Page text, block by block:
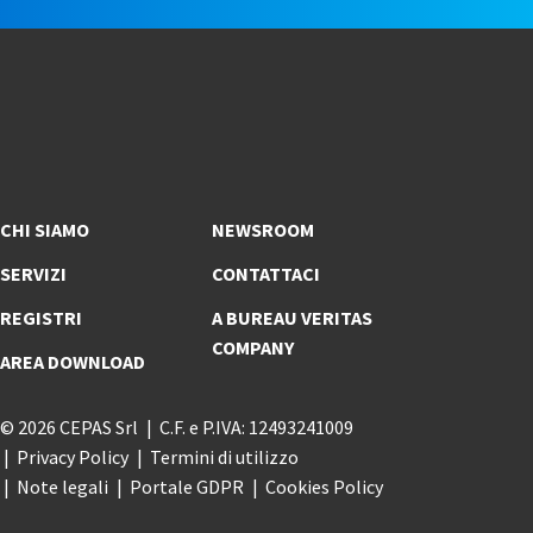
CHI SIAMO
SERVIZI
REGISTRI
AREA DOWNLOAD
NEWSROOM
CONTATTACI
A BUREAU VERITAS
COMPANY
© 2026 CEPAS Srl
C.F. e P.IVA: 12493241009
Privacy Policy
Termini di utilizzo
Note legali
Portale GDPR Cookies Policy